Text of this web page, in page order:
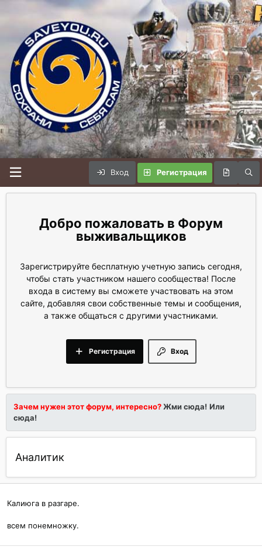
Вход Регистрация
Форум
выживальщиков
Зарегистрируйте бесплатную учетную запись сегодня,
чтобы стать участником нашего сообщества! После
входа в систему вы сможете участвовать на этом
сайте, добавляя свои собственные темы и сообщения,
а также общаться с другими участниками.
Вход
Регистрация
Зачем нужен этот форум, интересно?Жми сюда! Или
сюда!
Аналитик
Калиюга в разгаре.
всем понемножку.